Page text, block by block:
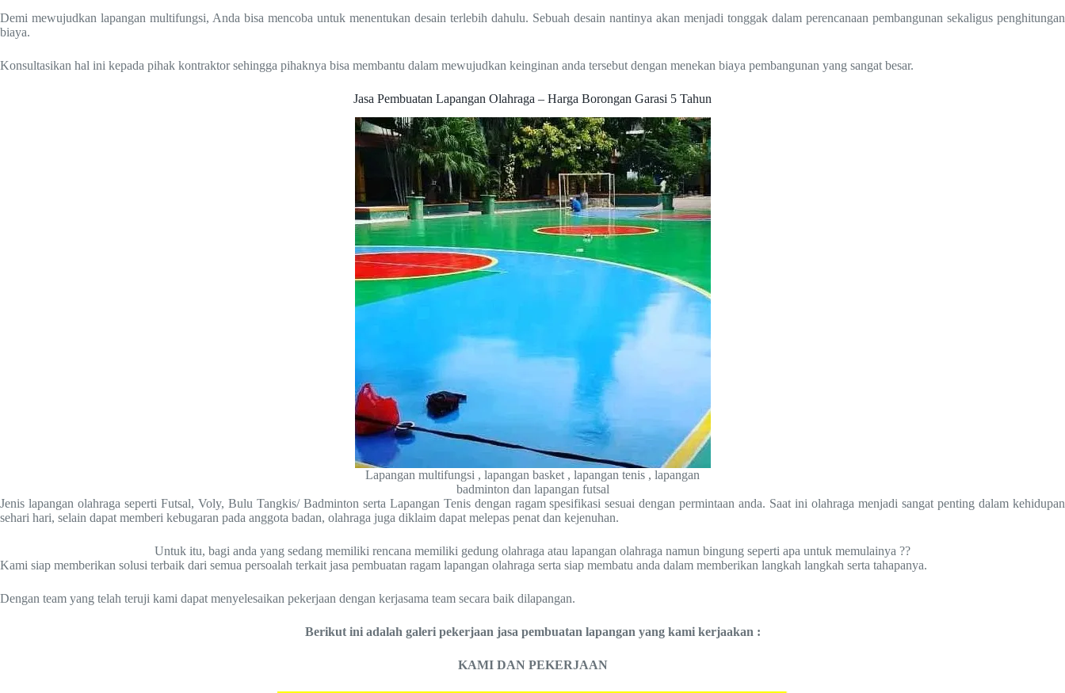
Demi mewujudkan lapangan multifungsi, Anda bisa mencoba untuk menentukan desain terlebih dahulu. Sebuah desain nantinya akan menjadi tonggak dalam perencanaan pembangunan sekaligus penghitungan
biaya.
Konsultasikan hal ini kepada pihak kontraktor sehingga pihaknya bisa membantu dalam mewujudkan keinginan anda tersebut dengan menekan biaya pembangunan yang sangat besar.
Jasa Pembuatan Lapangan Olahraga – Harga Borongan Garasi 5 Tahun
Lapangan multifungsi , lapangan basket , lapangan tenis , lapangan
badminton dan lapangan futsal
Jenis lapangan olahraga seperti Futsal, Voly, Bulu Tangkis/ Badminton serta Lapangan Tenis dengan ragam spesifikasi sesuai dengan permintaan anda. Saat ini olahraga menjadi sangat penting dalam kehidupan
sehari hari, selain dapat memberi kebugaran pada anggota badan, olahraga juga diklaim dapat melepas penat dan kejenuhan.
Untuk itu, bagi anda yang sedang memiliki rencana memiliki gedung olahraga atau lapangan olahraga namun bingung seperti apa untuk memulainya ??
Kami siap memberikan solusi terbaik dari semua persoalah terkait jasa pembuatan ragam lapangan olahraga serta siap membatu anda dalam memberikan langkah langkah serta tahapanya.
Dengan team yang telah teruji kami dapat menyelesaikan pekerjaan dengan kerjasama team secara baik dilapangan.
Berikut ini adalah galeri pekerjaan jasa pembuatan lapangan yang kami kerjaakan :
KAMI DAN PEKERJAAN